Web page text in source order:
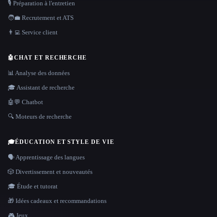
🎙️ Préparation à l'entretien
🧑‍💼 Recrutement et ATS
👨‍💻 Service client
🤖CHAT ET RECHERCHE
📊 Analyse des données
🎓 Assistant de recherche
🤖💬 Chatbot
🔍 Moteurs de recherche
🎓ÉDUCATION ET STYLE DE VIE
🗣️ Apprentissage des langues
🎲 Divertissement et nouveautés
🎓 Étude et tutorat
🎁 Idées cadeaux et recommandations
🎮 Jeux